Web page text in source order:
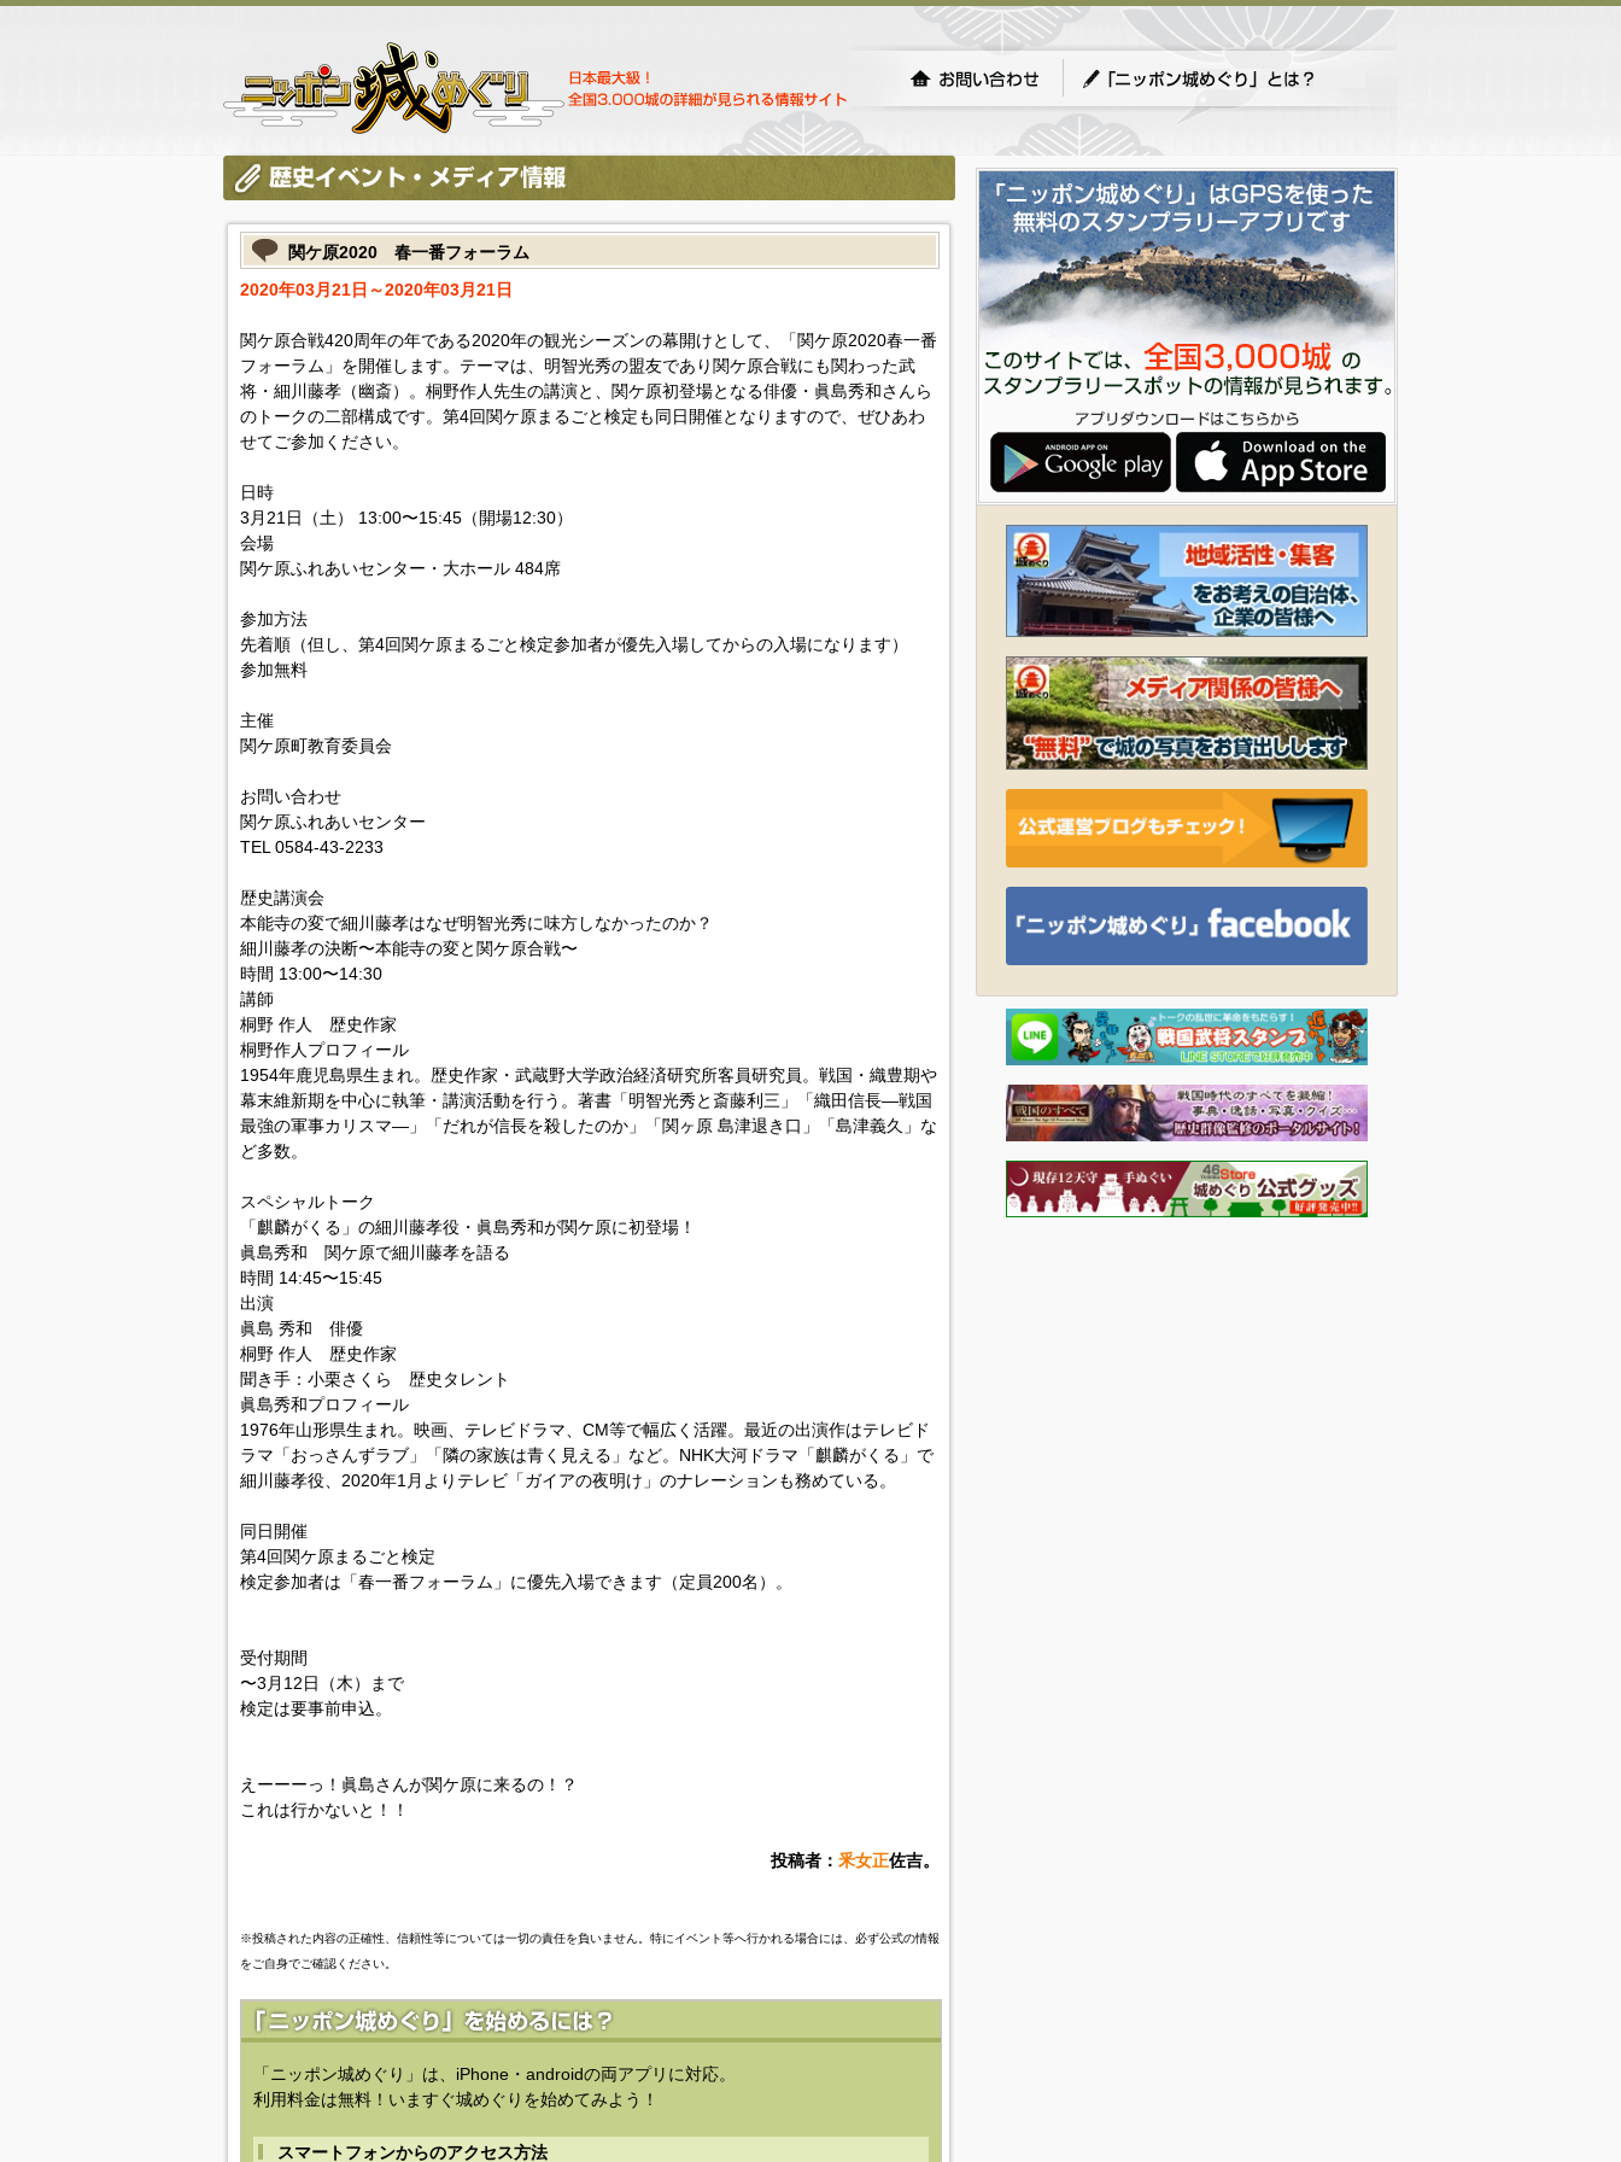
関ケ原2020 春一番フォーラム
2020年03月21日～2020年03月21日
関ケ原合戦420周年の年である2020年の観光シーズンの幕開けとして、「関ケ原2020春一番
フォーラム」を開催します。テーマは、明智光秀の盟友であり関ケ原合戦にも関わった武
将・細川藤孝（幽斎）。桐野作人先生の講演と、関ケ原初登場となる俳優・眞島秀和さんら
のトークの二部構成です。第4回関ケ原まるごと検定も同日開催となりますので、ぜひあわ
せてご参加ください。
日時
3月21日（土） 13:00〜15:45（開場12:30）
会場
関ケ原ふれあいセンター・大ホール 484席
参加方法
先着順（但し、第4回関ケ原まるごと検定参加者が優先入場してからの入場になります）
参加無料
主催
関ケ原町教育委員会
お問い合わせ
関ケ原ふれあいセンター
TEL 0584-43-2233
歴史講演会
本能寺の変で細川藤孝はなぜ明智光秀に味方しなかったのか？
細川藤孝の決断〜本能寺の変と関ケ原合戦〜
時間 13:00〜14:30
講師
桐野 作人 歴史作家
桐野作人プロフィール
1954年鹿児島県生まれ。歴史作家・武蔵野大学政治経済研究所客員研究員。戦国・織豊期や
幕末維新期を中心に執筆・講演活動を行う。著書「明智光秀と斎藤利三」「織田信長―戦国
最強の軍事カリスマ―」「だれが信長を殺したのか」「関ヶ原 島津退き口」「島津義久」な
ど多数。
スペシャルトーク
「麒麟がくる」の細川藤孝役・眞島秀和が関ケ原に初登場！
眞島秀和 関ケ原で細川藤孝を語る
時間 14:45〜15:45
出演
眞島 秀和 俳優
桐野 作人 歴史作家
聞き手：小栗さくら 歴史タレント
眞島秀和プロフィール
1976年山形県生まれ。映画、テレビドラマ、CM等で幅広く活躍。最近の出演作はテレビド
ラマ「おっさんずラブ」「隣の家族は青く見える」など。NHK大河ドラマ「麒麟がくる」で
細川藤孝役、2020年1月よりテレビ「ガイアの夜明け」のナレーションも務めている。
同日開催
第4回関ケ原まるごと検定
検定参加者は「春一番フォーラム」に優先入場できます（定員200名）。
受付期間
〜3月12日（木）まで
検定は要事前申込。
えーーーっ！眞島さんが関ケ原に来るの！？
これは行かないと！！
投稿者： 釆女正佐吉。
※投稿された内容の正確性、信頼性等については一切の責任を負いません。特にイベント等へ行かれる場合には、必ず公式の情報
をご自身でご確認ください。
「ニッポン城めぐり」は、iPhone・androidの両アプリに対応。
利用料金は無料！いますぐ城めぐりを始めてみよう！
スマートフォンからのアクセス方法